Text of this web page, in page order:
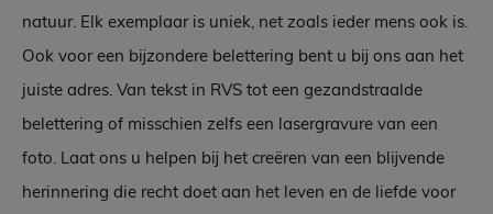
natuur. Elk exemplaar is uniek, net zoals ieder mens ook is.
Ook voor een bijzondere belettering bent u bij ons aan het
juiste adres. Van tekst in RVS tot een gezandstraalde
belettering of misschien zelfs een lasergravure van een
foto. Laat ons u helpen bij het creëren van een blijvende
herinnering die recht doet aan het leven en de liefde voor